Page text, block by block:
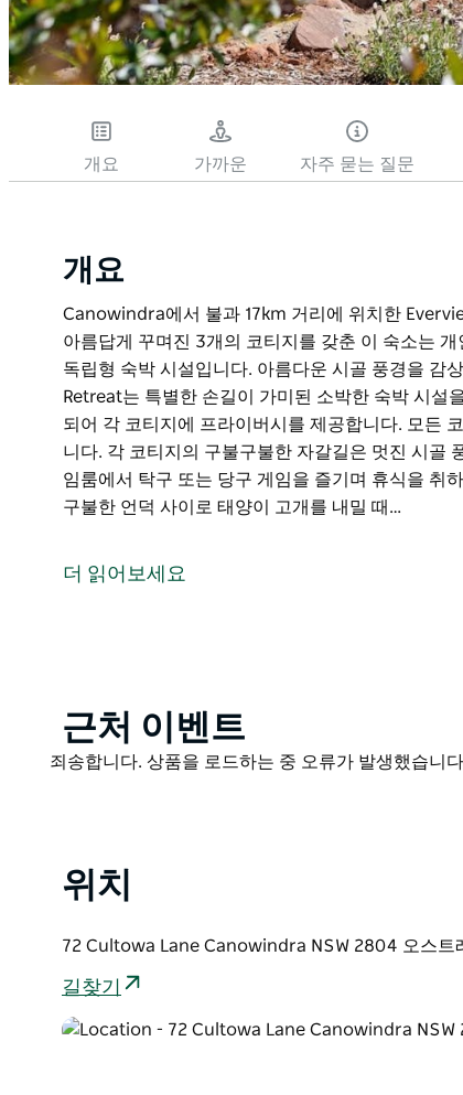
개요 가까운 자주 묻는 질문
개요
Canowindra에서 불과 17km 거리에 위치한
아름답게 꾸며진 3개의 코티지를 갖춘 이 숙소는
독립형 숙박 시설입니다. 아름다운 시골 풍경을 감
Retreat는 특별한 손길이 가미된 소박한 숙박 시설
되어 각 코티지에 프라이버시를 제공합니다. 모든
니다. 각 코티지의 구불구불한 자갈길은 멋진 시골
임룸에서 탁구 또는 당구 게임을 즐기며 휴식을 취
구불한 언덕 사이로 태양이 고개를 내밀 때…
돌로 만든 아름답게 꾸며진 3개의 코티지를 갖춘
됩니다. 게임룸에서 탁구 또는 당구 게임을 즐기며
Lachlan Valley의 구불구불한 언덕 사이로 태양이
더 읽어보세요
Product
List
근처 이벤트
Product
죄송합니다. 상품을 로드하는 중 오류가 발생했습니
위치
72 Cultowa Lane Canowindra NSW 2804 오스트
길찾기